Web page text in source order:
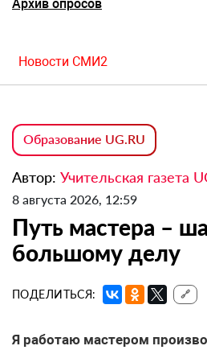
Архив опросов
Новости СМИ2
Образование UG.RU
Автор: Учительская газета
8 августа 2026, 12:59
Путь мастера –
большому делу
ПОДЕЛИТЬСЯ: 🔗
Я работаю мастером